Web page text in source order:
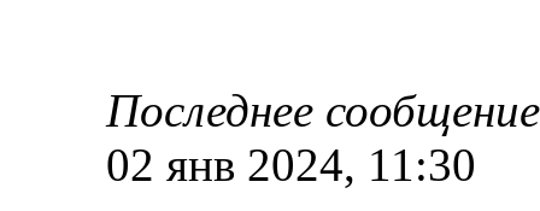
Последнее
02 янв 2024, 11:30